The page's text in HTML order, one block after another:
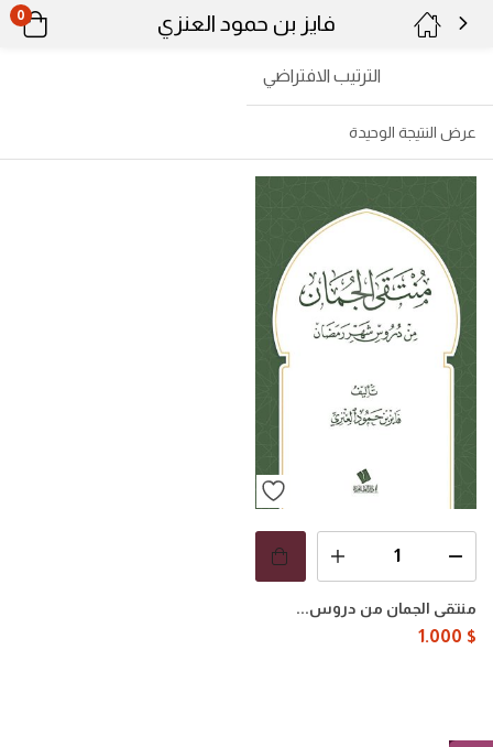
فايز بن حمود العنزي 0
عرض النتيجة الوحيدة
الترتيب الافتراضي
منتقى الجمان من دروس...
1.000 $